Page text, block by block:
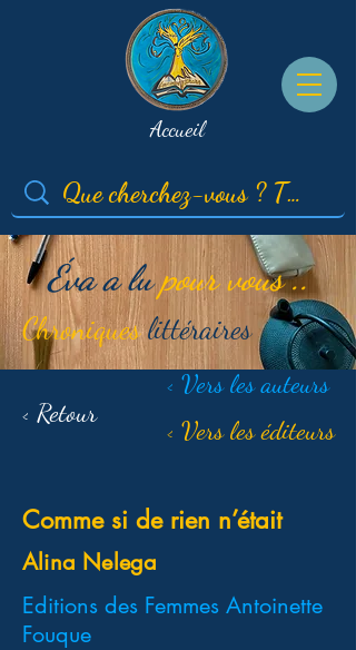
Accueil
Éva a lupour vous ..
Chroniqueslittéraires
< Retour
< Vers les auteurs
< Vers les éditeurs
Comme si de rien n’était
Alina Nelega
Editions des Femmes Antoinette
Fouque